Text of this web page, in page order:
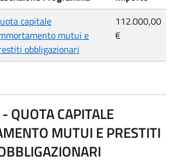
capitale
mutui e
obbligazionari
112.000,00
€
QUOTA CAPITALE
MUTUI E PRESTITI